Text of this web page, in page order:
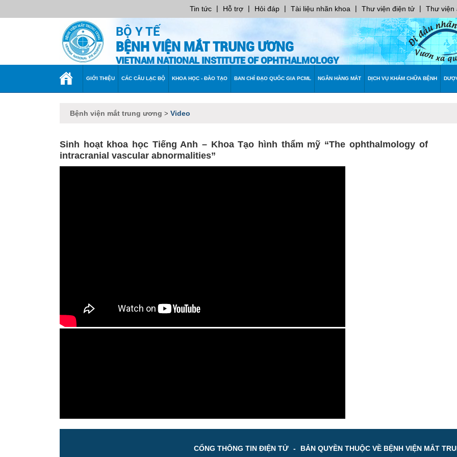
Tin tức | Hỗ trợ | Hỏi đáp | Tài liệu nhãn khoa | Thư viện điện tử | Thư viện
BỘ Y TẾ
BỆNH VIỆN MẮT TRUNG ƯƠNG
VIETNAM NATIONAL INSTITUTE OF OPHTHALMOLOGY
TRANG GIỚI THIỆU CÁC CÂU LẠC BỘ KHOA HỌC - ĐÀO TẠO BAN CHỈ ĐẠO QUỐC GIA PCML NGÂN HÀNG MẮT DỊCH VỤ KHÁM CHỮA BỆNH
Bệnh viện mắt trung ương > Video
Sinh hoạt khoa học Tiếng Anh – Khoa Tạo hình thẩm mỹ “The ophthalmology of
intracranial vascular abnormalities”
CỔNG THÔNG TIN ĐIỆN TỬ - BẢN QUYỀN THUỘC VỀ BỆNH VIỆN MẮT